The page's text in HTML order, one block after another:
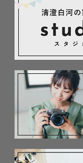
カメラを意識
家族や大切な
声が聴こえてき
クスッと笑える
が大好きで得意
『写真を残した
愛だと思ってい